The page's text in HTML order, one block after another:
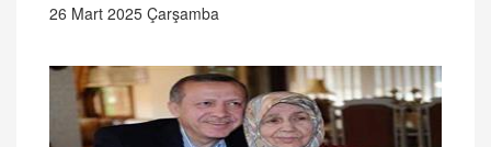
26 Mart 2025 Çarşamba